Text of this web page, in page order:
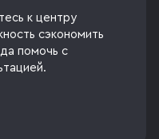
к центру
сэкономить
помочь с